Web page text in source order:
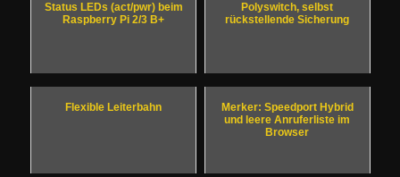
Status LEDs (act/pwr) beim
Raspberry Pi 2/3 B+
Polyswitch, selbst
rückstellende Sicherung
Flexible Leiterbahn
Merker: Speedport Hybrid
und leere Anruferliste im
Browser